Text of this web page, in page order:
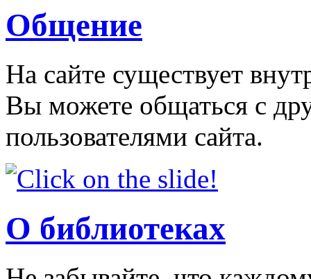
Общение
На сайте существует
Вы можете общаться с
пользователями сайта.
О библиотеках